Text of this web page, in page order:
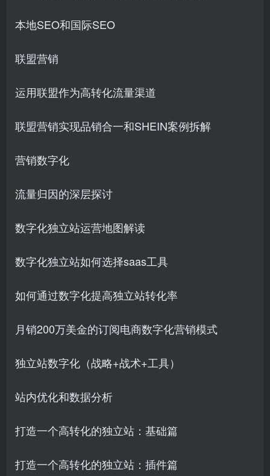
本地SEO和国际SEO
联盟营销
运用联盟作为高转化流量渠道
联盟营销实现品销合一和SHEIN案例拆解
营销数字化
流量归因的深层探讨
数字化独立站运营地图解读
数字化独立站如何选择saas工具
如何通过数字化提高独立站转化率
月销200万美金的订阅电商数字化营销模式
独立站数字化（战略+战术+工具）
站内优化和数据分析
打造一个高转化的独立站：基础篇
打造一个高转化的独立站：插件篇